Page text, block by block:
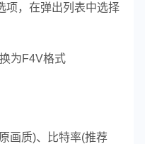
项，在弹出列表中选择
画质)、比特率(推荐